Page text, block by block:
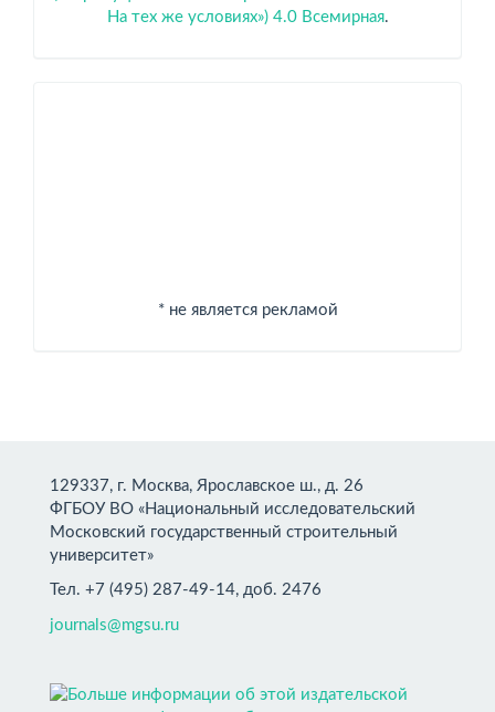
На тех же условиях») 4.0 Всемирная.
* не является рекламой
129337, г. Москва, Ярославское ш., д. 26
ФГБОУ ВО «Национальный исследовательский
Московский государственный строительный
университет»
Тел. +7 (495) 287-49-14, доб. 2476
journals@mgsu.ru